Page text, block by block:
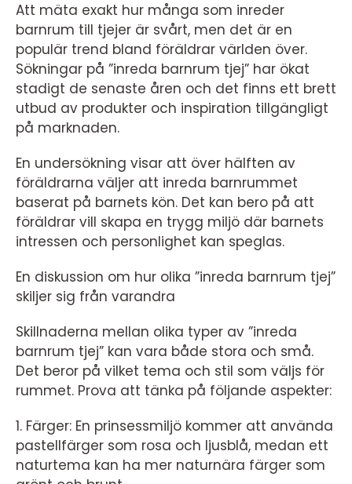
Att mäta exakt hur många som inreder
barnrum till tjejer är svårt, men det är en
populär trend bland föräldrar världen över.
Sökningar på ”inreda barnrum tjej” har ökat
stadigt de senaste åren och det finns ett brett
utbud av produkter och inspiration tillgängligt
på marknaden.
En undersökning visar att över hälften av
föräldrarna väljer att inreda barnrummet
baserat på barnets kön. Det kan bero på att
föräldrar vill skapa en trygg miljö där barnets
intressen och personlighet kan speglas.
En diskussion om hur olika ”inreda barnrum tjej”
skiljer sig från varandra
Skillnaderna mellan olika typer av ”inreda
barnrum tjej” kan vara både stora och små.
Det beror på vilket tema och stil som väljs för
rummet. Prova att tänka på följande aspekter:
1. Färger: En prinsessmiljö kommer att använda
pastellfärger som rosa och ljusblå, medan ett
naturtema kan ha mer naturnära färger som